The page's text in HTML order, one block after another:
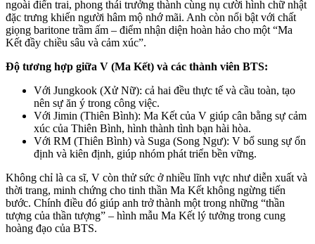
ngoài điển trai, phong thái trưởng thành cùng nụ cười hình chữ nhật
đặc trưng khiến người hâm mộ nhớ mãi. Anh còn nổi bật với chất
giọng baritone trầm ấm – điểm nhận diện hoàn hảo cho một “Ma
Kết đầy chiều sâu và cảm xúc”.
Độ tương hợp giữa V (Ma Kết) và các thành viên BTS:
Với Jungkook (Xử Nữ): cả hai đều thực tế và cầu toàn, tạo
nên sự ăn ý trong công việc.
Với Jimin (Thiên Bình): Ma Kết của V giúp cân bằng sự cảm
xúc của Thiên Bình, hình thành tình bạn hài hòa.
Với RM (Thiên Bình) và Suga (Song Ngư): V bổ sung sự ổn
định và kiên định, giúp nhóm phát triển bền vững.
Không chỉ là ca sĩ, V còn thử sức ở nhiều lĩnh vực như diễn xuất và
thời trang, minh chứng cho tinh thần Ma Kết không ngừng tiến
bước. Chính điều đó giúp anh trở thành một trong những “thần
tượng của thần tượng” – hình mẫu Ma Kết lý tưởng trong cung
hoàng đạo của BTS.